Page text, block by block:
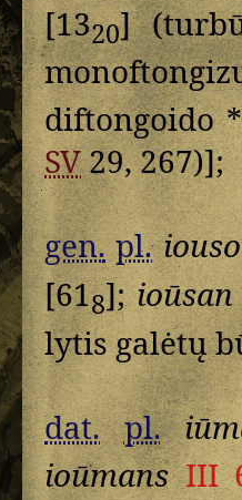
[1320]
diftongoido
SV29, 267)];
gen. pl.
[618];ioūsan
lytis galėtų
dat. pl.
ioūmans III